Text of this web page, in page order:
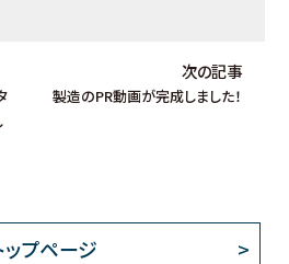
次の記事
製造のPR動画が完成しました！
ップページ